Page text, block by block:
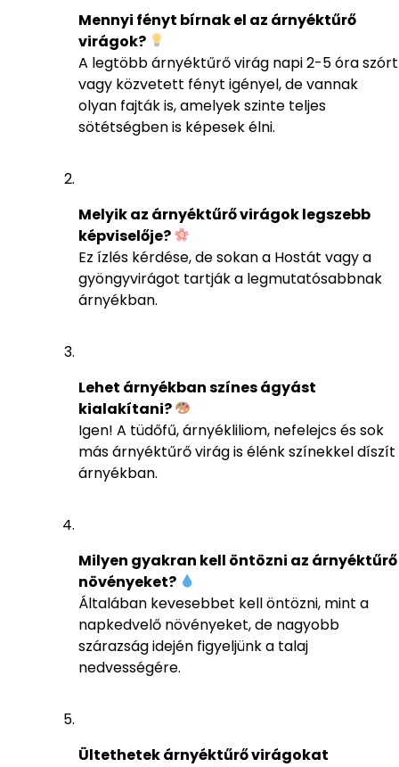
Mennyi fényt bírnak el az árnyéktűrő
virágok?
A legtöbb árnyéktűrő virág napi 2-5 óra szórt
vagy közvetett fényt igényel, de vannak
olyan fajták is, amelyek szinte teljes
sötétségben is képesek élni.
Melyik az árnyéktűrő virágok legszebb
képviselője?
Ez ízlés kérdése, de sokan a Hostát vagy a
gyöngyvirágot tartják a legmutatósabbnak
árnyékban.
Lehet árnyékban színes ágyást
kialakítani?
Igen! A tüdőfű, árnyékliliom, nefelejcs és sok
más árnyéktűrő virág is élénk színekkel díszít
árnyékban.
Milyen gyakran kell öntözni az árnyéktűrő
növényeket?
Általában kevesebbet kell öntözni, mint a
napkedvelő növényeket, de nagyobb
szárazság idején figyeljünk a talaj
nedvességére.
Ültethetek árnyéktűrő virágokat